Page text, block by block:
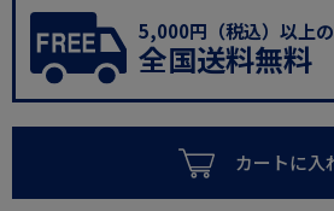
5,000円（税込）以上
全国送料無料
カートに入